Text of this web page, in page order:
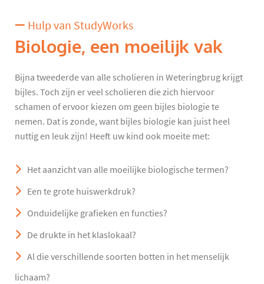
Hulp van StudyWorks
Biologie, een moeilijk vak
Bijna tweederde van alle scholieren in Weteringbrug krijgt
bijles. Toch zijn er veel scholieren die zich hiervoor
schamen of ervoor kiezen om geen bijles biologie te
nemen. Dat is zonde, want bijles biologie kan juist heel
nuttig en leuk zijn! Heeft uw kind ook moeite met:
Het aanzicht van alle moeilijke biologische termen?
Een te grote huiswerkdruk?
Onduidelijke grafieken en functies?
De drukte in het klaslokaal?
Al die verschillende soorten botten in het menselijk
lichaam?